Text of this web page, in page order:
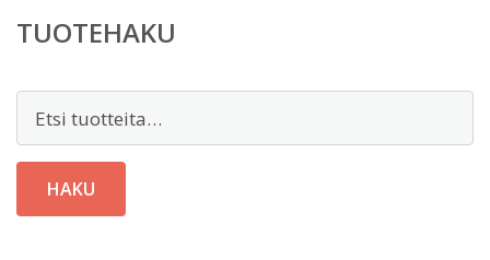
TUOTEHAKU
HAKU